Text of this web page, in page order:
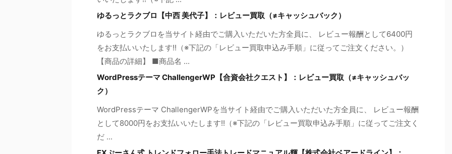
ゆるっとラクブロ【中西 美代子】：レビュー買取（≠キャッシュバック）
ゆるっとラクブロを当サイト経由でご購入いただいた方全員に、 レビュー報酬として6400円
をお支払いいたします!!（※下記の「レビュー買取申込み手順」に従ってご注文ください。）
【商品の詳細】 ■商品名 ...
WordPressテーマ ChallengerWP【合資会社クエスト】：レビュー買取（≠キャッシュバッ
ク）
WordPressテーマ ChallengerWPを当サイト経由でご購入いただいた方全員に、 レビュー報酬
として8000円をお支払いいたします!!（※下記の「レビュー買取申込み手順」に従ってご注文く
だ ...